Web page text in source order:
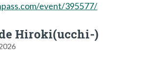
event/395577/
Hiroki(ucchi-)